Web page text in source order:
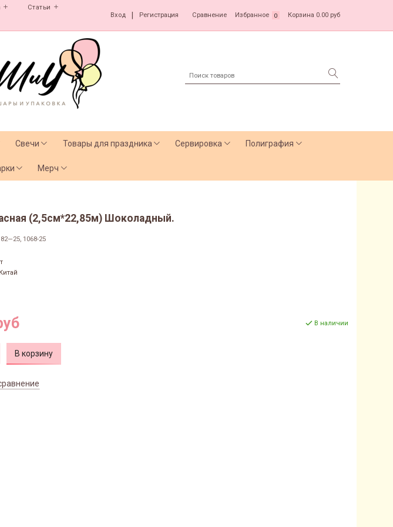
Статьи
Вход Регистрация Сравнение Избранное 0 Корзина 0.00 руб
Свечи Товары для праздника Сервировка Полиграфия
Мерч
(2,5см*22,85м) Шоколадный.
82—25, 1068-25
В наличии
В корзину